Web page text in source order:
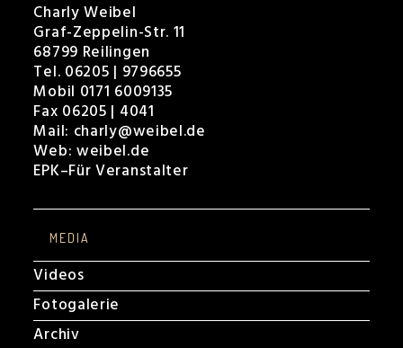
Charly Weibel
Graf-Zeppelin-Str. 11
68799 Reilingen
Tel. 06205 | 9796655
Mobil 0171 6009135
Fax 06205 | 4041
Mail: charly@weibel.de
Web: weibel.de
EPK–Für Veranstalter
MEDIA
Videos
Fotogalerie
Archiv